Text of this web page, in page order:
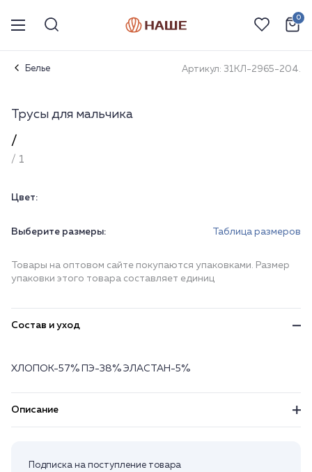
0
Белье Артикул: 31КЛ-2965-204.
Трусы для мальчика
/
/ 1
Цвет:
Выберите размеры: Таблица размеров
Товары на оптовом сайте покупаются упаковками. Размер
упаковки этого товара составляет единиц
Состав и уход
ХЛОПОК-57% ПЭ-38% ЭЛАСТАН-5%
Описание
Подписка на поступление товара